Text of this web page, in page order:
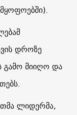
დროზე
მიიღო და
ლიდერმა,